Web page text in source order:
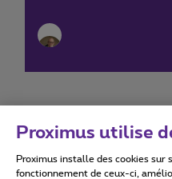
Conditions d'utilisation
Proximus utilise
Proximus installe des cookies sur
fonctionnement de ceux-ci,